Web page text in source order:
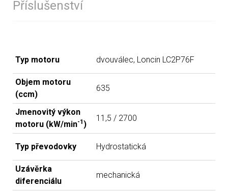
Příslušenství
Typ motoru dvouválec, Loncin LC2P76F
Objem motoru
(ccm)
635
Jmenovitý výkon
motoru (kW/min-1)
11,5 / 2700
Typ převodovky Hydrostatická
Uzávěrka
diferenciálu
mechanická